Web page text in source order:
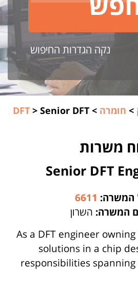
נקה הגדרות החיפוש
> חומרה >
DFT > Senior DFT
משרות
המשרה: 6611
המשרה: השרון
As a DFT engineer
solutions in a chip
responsibilities